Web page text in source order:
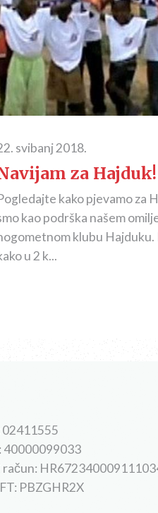
svibanj 2018.
za Hajduk!
kako pjevamo za
kao podrška našem
klubu Hajduku.
u 2 k...
02411555
40000099033
račun:
PBZGHR2X